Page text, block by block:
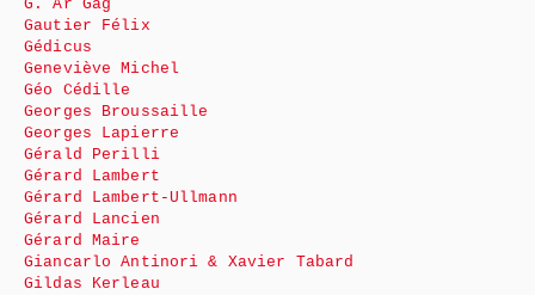
G. Ar Gag
Gautier Félix
Gédicus
Geneviève Michel
Géo Cédille
Georges Broussaille
Georges Lapierre
Gérald Perilli
Gérard Lambert
Gérard Lambert-Ullmann
Gérard Lancien
Gérard Maire
Giancarlo Antinori & Xavier Tabard
Gildas Kerleau